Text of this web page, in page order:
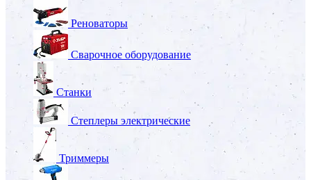
Реноваторы
Сварочное оборудование
Станки
Степлеры электрические
Триммеры